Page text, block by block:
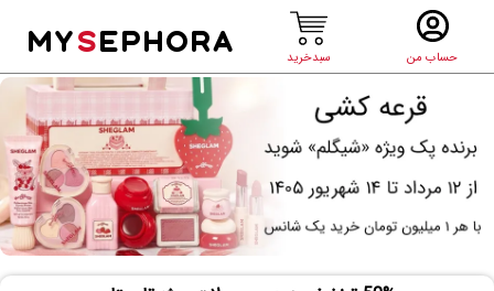
حساب من سبدخرید
MYSEPHORA